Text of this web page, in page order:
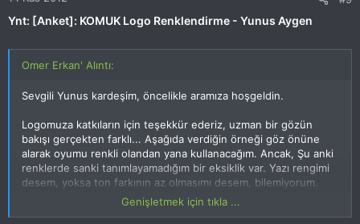
Ynt: [Anket]: KOMUK Logo Renklendirme - Yunus Aygen
Omer Erkan' Alıntı:
Sevgili Yunus kardeşim, öncelikle aramıza hoşgeldin.
Logomuza katkıların için teşekkür ederiz, uzman bir gözün
bakışı gerçekten farklı... Aşağıda verdiğin örneği göz önüne
alarak oyumu renkli olandan yana kullanacağım. Ancak, Şu anki
renklerde sanki tanımlayamadığım bir eksiklik var. Yazı rengimi
desem, yoksa ton farkının az olmasımı desem, bilemiyorum.
Belki mavi lacivert ile ton farkı kağıt uçağın sol kanadından
devam ediyor olsa nasıl olur acaba?
Genişletmek için tıkla ...